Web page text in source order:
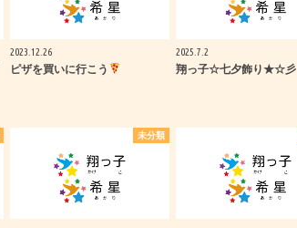
2023.12.26
ピザを買いに行こう
2025.7.2
翔っ子☆七夕飾り★☆彡
未分類